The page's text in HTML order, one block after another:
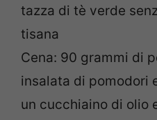
tazza di tè verde
tisana
Cena: 90 grammi di
insalata di pomodori
un cucchiaino di olio